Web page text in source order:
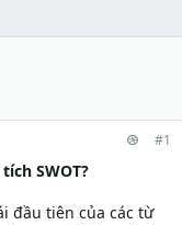
#1
SWOT?
đầu tiên của các từ